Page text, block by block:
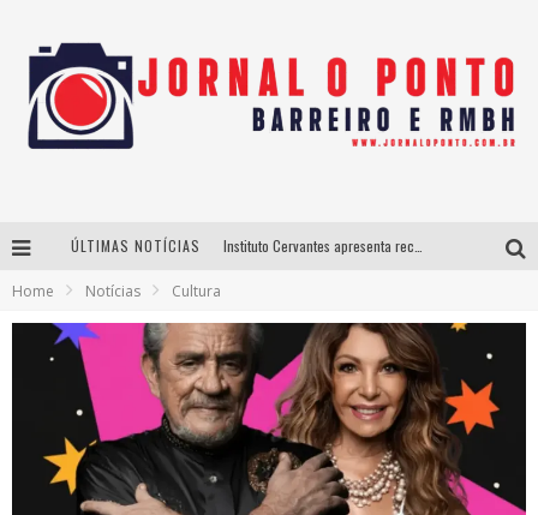
ÚLTIMAS NOTÍCIAS
BH recebe nesta quinta-feira lançamento do jogo “Coleta Seletiva” com roda de conversa entre agentes da sustentabilidade
Projeta Cultura abre inscrições gratuitas em São João del-Rei para oficinas de elaboração de projetos culturais e inteligência artificial
Home Notícias Cultura